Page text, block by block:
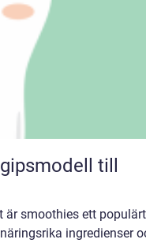
är smoothies ett populärt
ingredienser